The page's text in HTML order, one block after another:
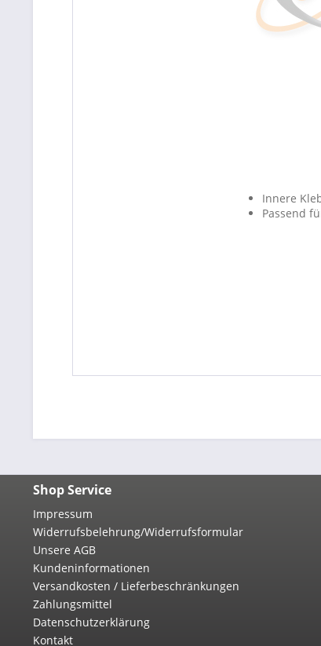
Innere
Passend
Shop Service
Impressum
Widerrufsbelehrung/Widerrufsformular
Unsere AGB
Kundeninformationen
Versandkosten / Lieferbeschränkungen
Zahlungsmittel
Datenschutzerklärung
Kontakt